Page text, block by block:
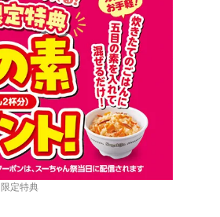
定特典